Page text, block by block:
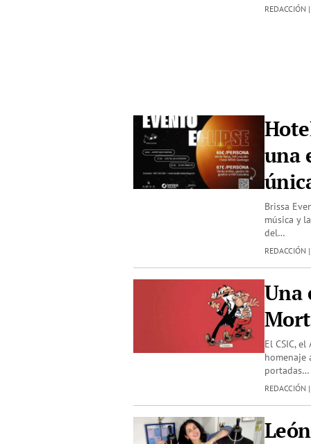
REDACCIÓN
una
Brissa
música y
del…
REDACCIÓN
Una
El CSIC,
homenaje
portadas…
REDACCIÓN